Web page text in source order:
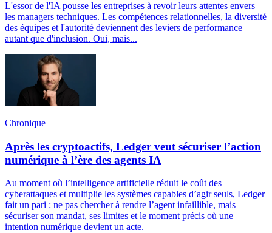
L'essor de l'IA pousse les entreprises à revoir leurs attentes envers
les managers techniques. Les compétences relationnelles, la diversité
des équipes et l'autorité deviennent des leviers de performance
autant que d'inclusion. Oui, mais...
Chronique
Après les cryptoactifs, Ledger veut sécuriser l’action
numérique à l’ère des agents IA
Au moment où l’intelligence artificielle réduit le coût des
cyberattaques et multiplie les systèmes capables d’agir seuls, Ledger
fait un pari : ne pas chercher à rendre l’agent infaillible, mais
sécuriser son mandat, ses limites et le moment précis où une
intention numérique devient un acte.